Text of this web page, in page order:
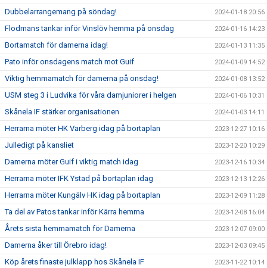
Dubbelarrangemang på söndag! 2024-01-18 20:56
Flodmans tankar inför Vinslöv hemma på onsdag 2024-01-16 14:23
Bortamatch för damerna idag! 2024-01-13 11:35
Pato inför onsdagens match mot Guif 2024-01-09 14:52
Viktig hemmamatch för damerna på onsdag! 2024-01-08 13:52
USM steg 3 i Ludvika för våra damjuniorer i helgen 2024-01-06 10:31
Skånela IF stärker organisationen 2024-01-03 14:11
Herrarna möter HK Varberg idag på bortaplan 2023-12-27 10:16
Julledigt på kansliet 2023-12-20 10:29
Damerna möter Guif i viktig match idag 2023-12-16 10:34
Herrarna möter IFK Ystad på bortaplan idag 2023-12-13 12:26
Herrarna möter Kungälv HK idag på bortaplan 2023-12-09 11:28
Ta del av Patos tankar inför Kärra hemma 2023-12-08 16:04
Årets sista hemmamatch för Damerna 2023-12-07 09:00
Damerna åker till Örebro idag! 2023-12-03 09:45
Köp årets finaste julklapp hos Skånela IF 2023-11-22 10:14